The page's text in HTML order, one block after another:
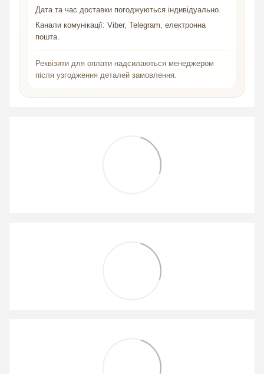
Дата та час доставки погоджуються індивідуально.
Канали комунікації: Viber, Telegram, електронна
пошта.
Реквізити для оплати надсилаються менеджером
після узгодження деталей замовлення.